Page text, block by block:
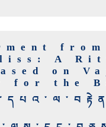
A
on
for the